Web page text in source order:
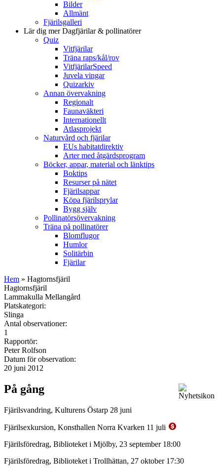
Bilder
Allmänt
Fjärilsgalleri
Lär dig merDagfjärilar & pollinatörer
Quiz
Vitfjärilar
Träna raps/kål/rov
VitfjärilarSpeed
Juvela vingar
Quizarkiv
Annan övervakning
Regionalt
Faunaväkteri
Internationellt
Atlasprojekt
Naturvård och fjärilar
EUs habitatdirektiv
Arter med åtgärdsprogram
Böcker, appar, material och länktips
Boktips
Resurser på nätet
Fjärilsappar
Köpa fjärilsprylar
Bygg själv
Pollinatörsövervakning
Träna på pollinatörer
Blomflugor
Humlor
Solitärbin
Fjärilar
Hem » Hagtornsfjäril
Hagtornsfjäril
Lammakulla Mellangård
Platskategori:
Slinga
Antal observationer:
1
Rapportör:
Peter Rolfson
Datum för observation:
20 juni 2012
På gång
Fjärilsvandring, Kulturens Östarp 28 juni
Fjärilsexkursion, Konsthallen Norra Kvarken 11 juli
Fjärilsföredrag, Biblioteket i Mjölby, 23 september 18:00
Fjärilsföredrag, Biblioteket i Trollhättan, 27 oktober 17:30